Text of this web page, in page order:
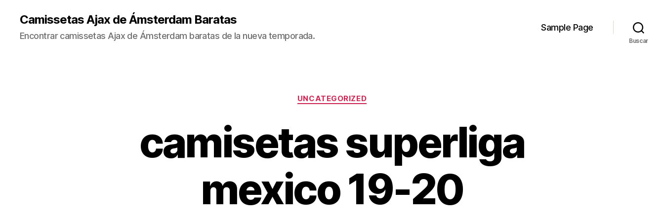
Camissetas Ajax de Ámsterdam Baratas
Encontrar camissetas Ajax de Ámsterdam baratas de la nueva temporada.
Sample Page
Buscar
Categorías
UNCATEGORIZED
camisetas superliga
mexico 19-20